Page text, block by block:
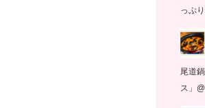
っぷ
尾道
ス」